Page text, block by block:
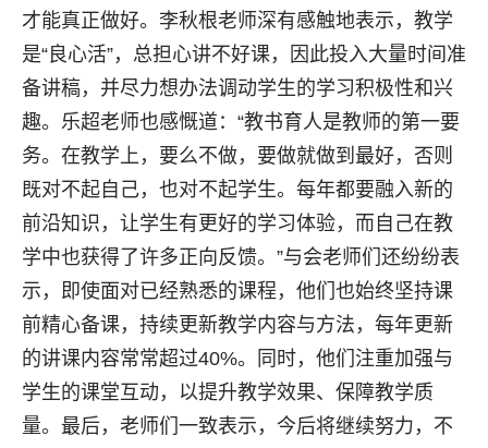
才能真正做好。李秋根老师深有感触地表示，教学
是“良心活”，总担心讲不好课，因此投入大量时间准
备讲稿，并尽力想办法调动学生的学习积极性和兴
趣。乐超老师也感慨道：“教书育人是教师的第一要
务。在教学上，要么不做，要做就做到最好，否则
既对不起自己，也对不起学生。每年都要融入新的
前沿知识，让学生有更好的学习体验，而自己在教
学中也获得了许多正向反馈。”与会老师们还纷纷表
示，即使面对已经熟悉的课程，他们也始终坚持课
前精心备课，持续更新教学内容与方法，每年更新
的讲课内容常常超过40%。同时，他们注重加强与
学生的课堂互动，以提升教学效果、保障教学质
量。最后，老师们一致表示，今后将继续努力，不